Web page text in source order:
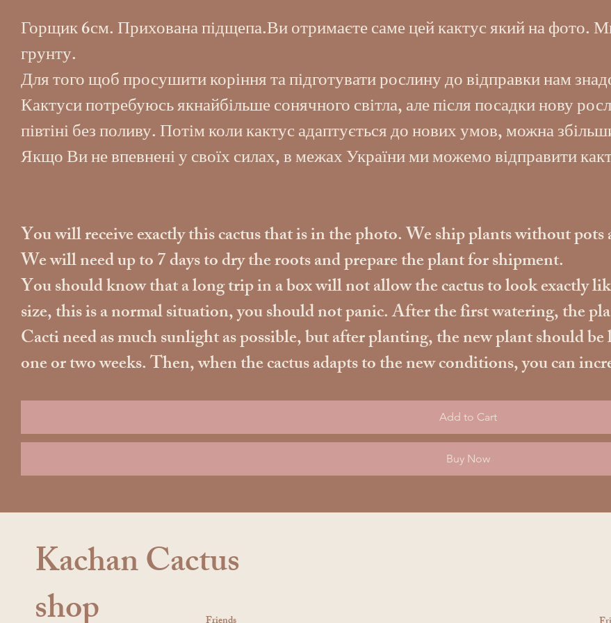
Горщик 6см. Прихована підщепа.Ви отримаєте саме цей кактус який на фото.
грунту.
Для того щоб просушити коріння та підготувати рослину до відправки нам
Кактуси потребуюсь якнайбільше сонячного світла, але після посадки нову
півтіні без поливу. Потім коли кактус адаптується до нових умов, можна
Якщо Ви не впевнені у своїх силах, в межах України ми можемо відправити
You will receive exactly this cactus that is in the photo. We ship plants without pots
We will need up to 7 days to dry the roots and prepare the plant for shipment.
You should know that a long trip in a box will not allow the cactus to look exactly
size, this is a normal situation, you should not panic. After the first watering, the
Cacti need as much sunlight as possible, but after planting, the new plant should
one or two weeks. Then, when the cactus adapts to the new conditions, you can
Add to Cart
Buy Now
Kachan Cactus